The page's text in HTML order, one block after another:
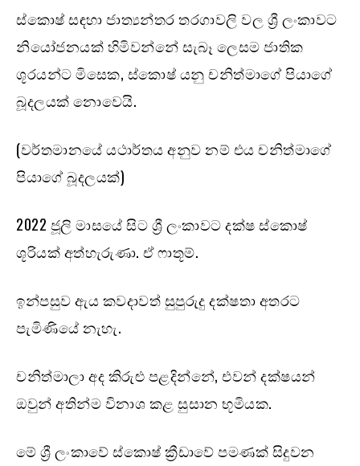
ස්කොෂ් සඳහා ජාත්‍යන්තර තරගාවලි වල ශ්‍රී ලංකාවට
නියෝජනයක් හිමිවන්නේ සැබෑ ලෙසම ජාතික
ශූරයන්ට මිසෙක, ස්කොෂ් යනු චනිත්මාගේ පියාගේ
බූදලයක් නොවෙයි.
(වර්තමානයේ යථාර්තය අනුව නම් එය චනිත්මාගේ
පියාගේ බූදලයක්)
2022 ජූලි මාසයේ සිට ශ්‍රී ලංකාවට දක්ෂ ස්කොෂ්
ශූරියක් අත්හැරුණා. ඒ ෆාතූම්.
ඉන්පසුව ඇය කවදාවත් සුපුරුදු දක්ෂතා අතරට
පැමිණියේ නැහැ.
චනිත්මාලා අද කිරුළු පළදින්නේ, එවන් දක්ෂයන්
ඔවුන් අතින්ම විනාශ කළ සුසාන භූමියක.
මේ ශ්‍රී ලංකාවේ ස්කොෂ් ක්‍රීඩාවේ පමණක් සිදුවන